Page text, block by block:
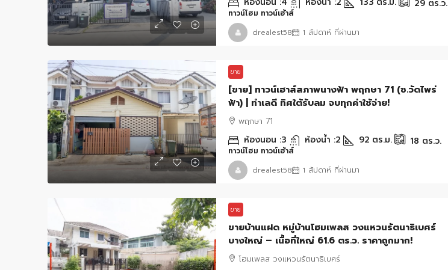
29 ตร.ว.
ทาวน์โฮม ทาวน์เฮ้าส์
drealest58 1 สัปดาห์ ที่ผ่านมา
ขาย
[ขาย] ทาวน์เฮาส์สภาพนางฟ้า พฤกษา 71 (ซ.วัดไพร่
ฟ้า) | ทำเลดี ทิศใต้รับลม จบทุกค่าใช้จ่าย!
พฤกษา 71
ห้องนอน :3 ห้องน้ำ :2 92 ตร.ม. 18 ตร.ว.
ทาวน์โฮม ทาวน์เฮ้าส์
drealest58 1 สัปดาห์ ที่ผ่านมา
ขาย
ขายบ้านแฝด หมู่บ้านโฮมเพลส วงแหวนรัตนาธิเบศร์
บางใหญ่ – เนื้อที่ใหญ่ 61.6 ตร.ว. ราคาถูกมาก!
โฮมเพลส วงแหวนรัตนาธิเบศร์